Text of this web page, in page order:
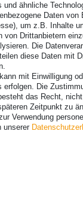
vorbehalten. - Alle Rechte
19% MwSt. | Grundpreise
Kontakt
und ähnliche
Daten von
um z.B. Inhalte
von Drittanbietern
Die
diese Daten mit
mit Einwilligung
erfolgen. Die
das Recht,
Zeitpunkt zu
Verwendung
unserer